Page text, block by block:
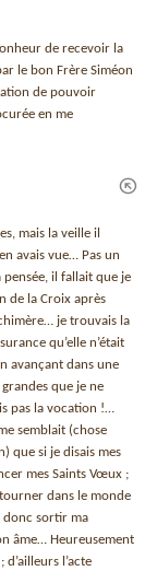
de recevoir la
le bon Frère Siméon
de pouvoir
en me
mais la veille il
avais vue… Pas un
pensée, il fallait que je
de la Croix après
je trouvais la
qu’elle n’était
avançant dans une
que je ne
pas la vocation !…
semblait (chose
que si je disais mes
mes Saints Vœux ;
dans le monde
donc sortir ma
âme… Heureusement
l’acte